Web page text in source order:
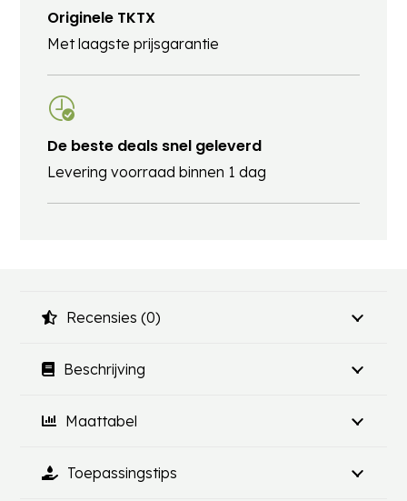
Originele TKTX
Met laagste prijsgarantie
De beste deals snel geleverd
Levering voorraad binnen 1 dag
Recensies (0)
Beschrijving
Maattabel
Toepassingstips